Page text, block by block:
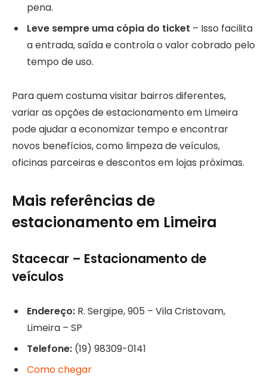
pena.
Leve sempre uma cópia do ticket – Isso facilita
a entrada, saída e controla o valor cobrado pelo
tempo de uso.
Para quem costuma visitar bairros diferentes,
variar as opções de estacionamento em Limeira
pode ajudar a economizar tempo e encontrar
novos benefícios, como limpeza de veículos,
oficinas parceiras e descontos em lojas próximas.
Mais referências de
estacionamento em Limeira
Stacecar – Estacionamento de
veículos
Endereço: R. Sergipe, 905 – Vila Cristovam,
Limeira – SP
Telefone: (19) 98309-0141
Como chegar